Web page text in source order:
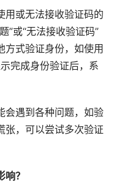
用或无法接收验证码的
”或“无法接收验证码”
方式验证身份，如使用
完成身份验证后，系
会遇到各种问题，如验
张，可以尝试多次验证
？